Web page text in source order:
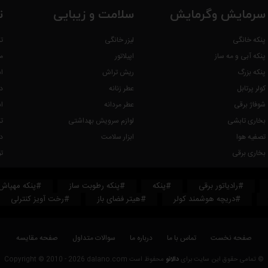
کاملا تمیز نموده و در کارتن خود و در مکانی خشک قرار دهید.
قطعات کرسی را باز نموده و بعد جهت تمیز کردن اقدام نمائید.
نکنید زیرا موجب تغییر رنگ و خرابی کرسی خواهد شد.
سرمایش وگرمایش
پنکه خانگی
پنکه آبی و مه ساز
پنکه بزرگ
کولر پرتابل
شوفاژ برقی
بخاری تابشی
تصفیه هوا
بخاری برقی
سلامت و زیبایی
لیزر خانگی
اپیلاتور
ریش تراش
عطر زنانه
عطر مردانه
لوازم سرویش بهداشتی
ابزار سلامت
#رادیاتور برقی #پنکه #پنکه رطوبت ساز
#پنکه
#دریچه هوشمند کولر #هیتر فضای باز #رخت آویز کنترلی
صفحه نخست تماس با ما درباره ما سوالات متداول صفحه مقایسه
© تمامی حقوق این سایت برای دالانو محفوظ است Copyright © 2010 - 2026 dalano.com